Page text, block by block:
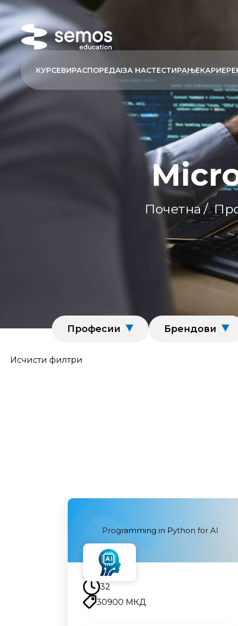
КУРСЕВИРАСПОРЕДAIЗА НАСТЕСТИРАЊЕ
Почетна/
Професии Брендови
Исчисти филтри
Programming in Python for AI
Наскоро
32
30900 МКД